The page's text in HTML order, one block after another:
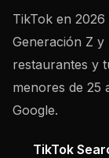
TikTok en
Generación Z
restaurantes y
menores de 25
Google.
TikTok